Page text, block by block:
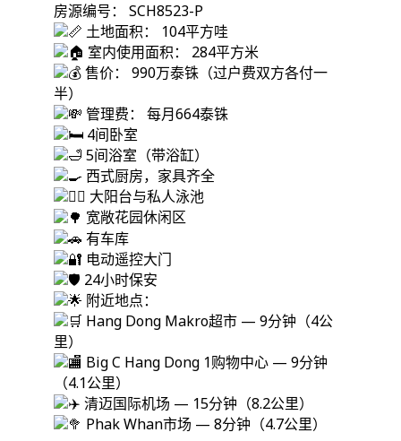
房源编号： SCH8523-P
土地面积： 104平方哇
室内使用面积： 284平方米
售价： 990万泰铢（过户费双方各付一
半）
管理费： 每月664泰铢
4间卧室
5间浴室（带浴缸）
西式厨房，家具齐全
大阳台与私人泳池
宽敞花园休闲区
有车库
电动遥控大门
24小时保安
附近地点：
Hang Dong Makro超市 — 9分钟（4公
里）
Big C Hang Dong 1购物中心 — 9分钟
（4.1公里）
清迈国际机场 — 15分钟（8.2公里）
Phak Whan市场 — 8分钟（4.7公里）